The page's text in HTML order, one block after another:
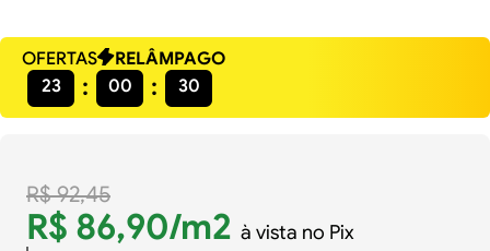
OFERTAS
RELÂMPAGO
23
00 30
R$ 92,45
R$ 86,90/m2 à vista no Pix